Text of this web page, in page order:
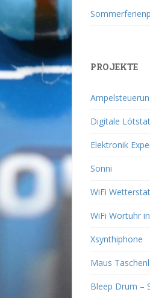
PROJEKTE
Digitale
Elektronik
Sonni
WiFi
WiFi Wortuhr
Xsynthiphone
Maus
Bleep Drum –